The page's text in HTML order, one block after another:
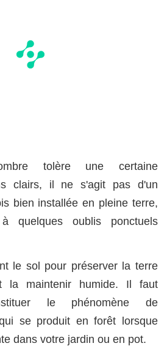
tolère une certaine
clairs, il ne s'agit pas d'un
bien installée en pleine terre,
quelques oublis ponctuels
le sol pour préserver la terre
la maintenir humide. Il faut
le phénomène de
se produit en forêt lorsque
dans votre jardin ou en pot.